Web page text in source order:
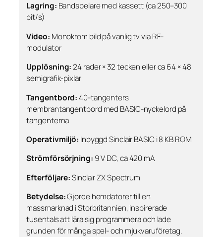
Lagring: Bandspelare med kassett (ca 250–300
bit/s)
Video: Monokrom bild på vanlig tv via RF-
modulator
Upplösning:24 rader × 32 tecken eller ca 64 × 48
semigrafik-pixlar
Tangentbord:40-tangenters
membrantangentbord med BASIC-nyckelord på
tangenterna
Operativmiljö: Inbyggd Sinclair BASIC i 8 KB ROM
Strömförsörjning: 9 V DC, ca 420 mA
Efterföljare:Sinclair ZX Spectrum
Betydelse:Gjorde hemdatorer till en
massmarknad i Storbritannien, inspirerade
tusentals att lära sig programmera och lade
grunden för många spel- och mjukvaruföretag.